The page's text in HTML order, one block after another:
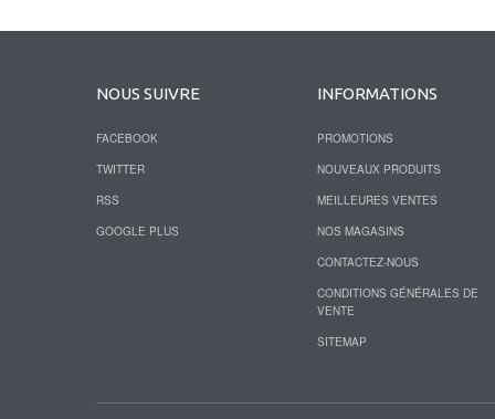
NOUS SUIVRE
FACEBOOK
TWITTER
RSS
GOOGLE PLUS
INFORMATIONS
PROMOTIONS
NOUVEAUX PRODUITS
MEILLEURES VENTES
NOS MAGASINS
CONTACTEZ-NOUS
CONDITIONS GÉNÉRALES DE
VENTE
SITEMAP